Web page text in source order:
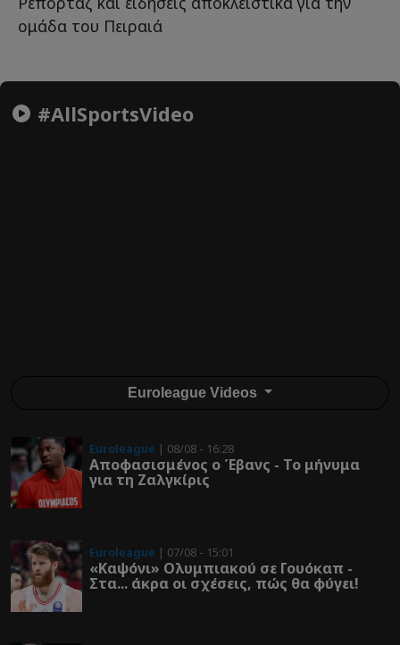
ομάδα του Πειραιά
#AllSportsVideo
Euroleague Videos
Euroleague | 08/08 - 16:28
Αποφασισμένος ο Έβανς - Το μήνυμα
για τη Ζαλγκίρις
Euroleague | 07/08 - 15:01
«Καψόνι» Ολυμπιακού σε Γουόκαπ -
Στα... άκρα οι σχέσεις, πώς θα φύγει!